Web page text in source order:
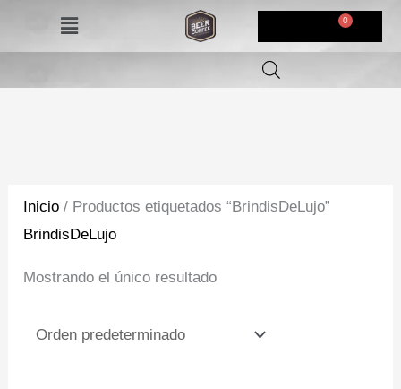
Menú
Inicio / Productos etiquetados “BrindisDeLujo”
BrindisDeLujo
Mostrando el único resultado